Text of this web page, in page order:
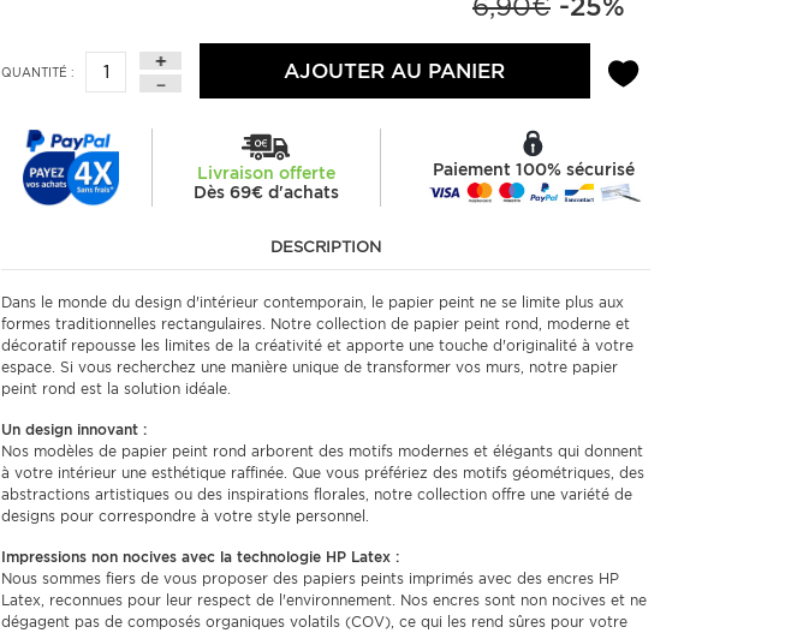
QUANTITÉ : AJOUTER AU PANIER
Livraison offerte
Dès 69€ d'achats
Paiement 100% sécurisé
DESCRIPTION
Dans le monde du design d'intérieur contemporain, le papier peint ne se limite plus aux
formes traditionnelles rectangulaires. Notre collection de papier peint rond, moderne et
décoratif repousse les limites de la créativité et apporte une touche d'originalité à votre
espace. Si vous recherchez une manière unique de transformer vos murs, notre papier
peint rond est la solution idéale.
Un design innovant :
Nos modèles de papier peint rond arborent des motifs modernes et élégants qui donnent
à votre intérieur une esthétique raffinée. Que vous préfériez des motifs géométriques, des
abstractions artistiques ou des inspirations florales, notre collection offre une variété de
designs pour correspondre à votre style personnel.
Impressions non nocives avec la technologie HP Latex :
Nous sommes fiers de vous proposer des papiers peints imprimés avec des encres HP
Latex, reconnues pour leur respect de l'environnement. Nos encres sont non nocives et ne
dégagent pas de composés organiques volatils (COV), ce qui les rend sûres pour votre